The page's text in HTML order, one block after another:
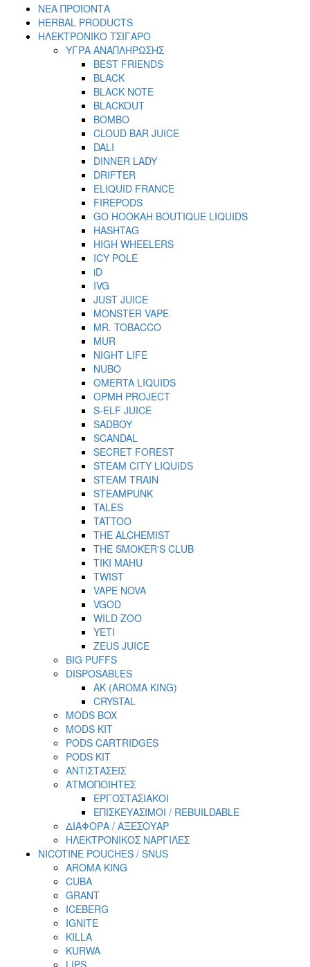
ΝΕΑ ΠΡΟΪΟΝΤΑ
HERBAL PRODUCTS
ΗΛΕΚΤΡΟΝΙΚΟ ΤΣΙΓΑΡΟ
ΥΓΡΑ ΑΝΑΠΛΗΡΩΣΗΣ
BEST FRIENDS
BLACK
BLACK NOTE
BLACKOUT
BOMBO
CLOUD BAR JUICE
DALI
DINNER LADY
DRIFTER
ELIQUID FRANCE
FIREPODS
GO HOOKAH BOUTIQUE LIQUIDS
HASHTAG
HIGH WHEELERS
ICY POLE
iD
IVG
JUST JUICE
MONSTER VAPE
MR. TOBACCO
MUR
NIGHT LIFE
NUBO
OMERTA LIQUIDS
OPMH PROJECT
S-ELF JUICE
SADBOY
SCANDAL
SECRET FOREST
STEAM CITY LIQUIDS
STEAM TRAIN
STEAMPUNK
TALES
TATTOO
THE ALCHEMIST
THE SMOKER'S CLUB
TIKI MAHU
TWIST
VAPE NOVA
VGOD
WILD ZOO
YETI
ZEUS JUICE
BIG PUFFS
DISPOSABLES
AK (AROMA KING)
CRYSTAL
MODS BOX
MODS KIT
PODS CARTRIDGES
PODS KIT
ΑΝΤΙΣΤΑΣΕΙΣ
ΑΤΜΟΠΟΙΗΤΕΣ
ΕΡΓΟΣΤΑΣΙΑΚΟΙ
ΕΠΙΣΚΕΥΑΣΙΜΟΙ / REBUILDABLE
ΔΙΑΦΟΡΑ / ΑΞΕΣΟΥΑΡ
ΗΛΕΚΤΡΟΝΙΚΟΣ ΝΑΡΓΙΛΕΣ
NICOTINE POUCHES / SNUS
AROMA KING
CUBA
GRANT
ICEBERG
IGNITE
KILLA
KURWA
LIPS